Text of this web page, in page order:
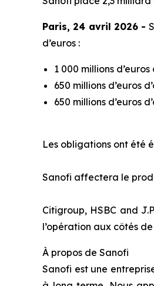
Paris, 24 avril 2026 -
d’euros :
1 000 millions
650 millions d’euros
650 millions d’euros
Les obligations ont été
Sanofi affectera le
Citigroup, HSBC and
l’opération aux côtés
À propos de Sanofi
Sanofi est une